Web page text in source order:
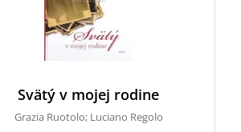
Svätý v mojej rodine
Grazia Ruotolo; Luciano Regolo